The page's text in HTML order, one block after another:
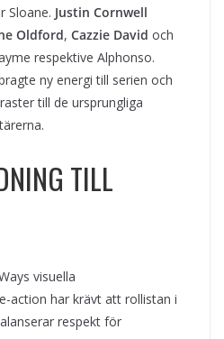
Sloane. Justin Cornwell
Oldford, Cazzie David och
respektive Alphonso.
ny energi till serien och
till de ursprungliga
TILL
visuella
action har krävt att rollistan i
respekt för